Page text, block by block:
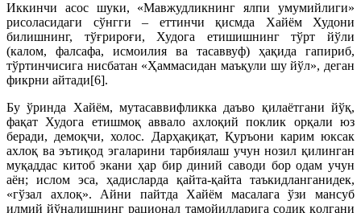
Иккинчи асос шуки, «Мавжудликнинг ялпи умумийлиги»
рисоласидаги сўнгги – еттинчи қисмда Хайём Худони
билишнинг, тўғрироғи, Худога етишишнинг тўрт йўли
(калом, фалсафа, исмоилия ва тасаввуф) ҳақида гапириб,
тўртинчисига нисбатан «Ҳаммасидан маъқули шу йўл», деган
фикрни айтади[6].
Бу ўринда Хайём, мутасаввифликка даъво қилаётгани йўқ,
фақат Худога етишмоқ аввало ахлоқий поклик орқали юз
беради, демоқчи, холос. Дарҳақиқат, Қуръони карим юксак
ахлоқ ва эътиқод эгаларини тарбиялаш учун нозил қилинган
муқаддас китоб экани ҳар бир диний саводи бор одам учун
аён; ислом эса, ҳадисларда қайта-қайта таъкидланганидек,
«гўзал ахлоқ». Айни пайтда Хайём масалага ўзи мансуб
илмий йўналишнинг рационал тамойилларига содиқ қолгани